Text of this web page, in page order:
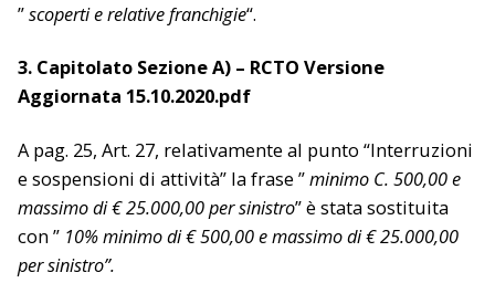
”scoperti e relative franchigie“.
3. Capitolato Sezione A) – RCTO Versione
Aggiornata 15.10.2020.pdf
A pag. 25, Art. 27, relativamente al punto “Interruzioni
e sospensioni di attività” la frase ”minimo C. 500,00 e
massimo di € 25.000,00 per sinistro” è stata sostituita
con ” 10% minimo di € 500,00 e massimo di € 25.000,00
per sinistro”.